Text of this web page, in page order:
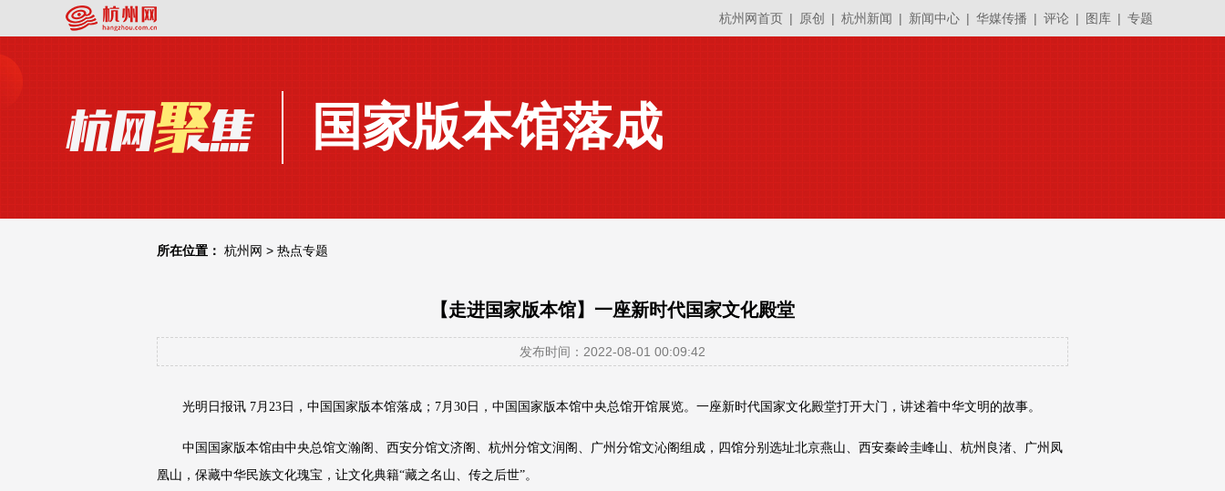
杭州网首页 | 原创 | 杭州新闻 | 新闻中心 | 华媒传播 | 评论 | 图库 | 专题
国家版本馆落成
所在位置： 杭州网 > 热点专题
【走进国家版本馆】一座新时代国家文化殿堂
发布时间：2022-08-01 00:09:42
光明日报讯 7月23日，中国国家版本馆落成；7月30日，中国国家版本馆中央总馆开馆展览。一座新时代国家文化殿堂打开大门，讲述着中华文明的故事。
中国国家版本馆由中央总馆文瀚阁、西安分馆文济阁、杭州分馆文润阁、广州分馆文沁阁组成，四馆分别选址北京燕山、西安秦岭圭峰山、杭州良渚、广州凤
凰山，保藏中华民族文化瑰宝，让文化典籍“藏之名山、传之后世”。